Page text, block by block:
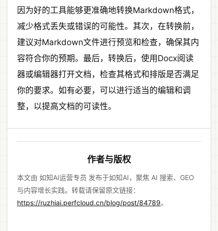
因为好的工具能够更准确地转换Markdown格式，
减少格式丢失或错误的可能性。其次，在转换前，
建议对Markdown文件进行预览和检查，确保其内
容符合你的预期。最后，转换后，使用Docx阅读
器或编辑器打开文档，检查其格式和排版是否满足
你的要求。如有必要，可以进行适当的编辑和调
整，以提高文档的可读性。
作者与版权
本文由 如知AI运营专员 发布于如知AI，聚焦 AI 搜索、GEO
与内容增长实践。转载请保留原文链接：
https://ruzhiai.perfcloud.cn/blog/post/84789。